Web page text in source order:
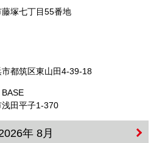
塚七丁目55番地
都筑区東山田4-39-18
田平子1-370
年 8月